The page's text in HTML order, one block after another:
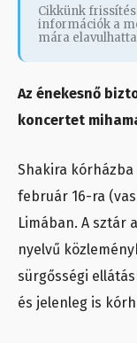
Cikkünk
információk a
mára
Az énekesnő
koncertet
Shakira
február 16-ra
Limában. A sztár
nyelvű
sürgősségi
és jelenleg is